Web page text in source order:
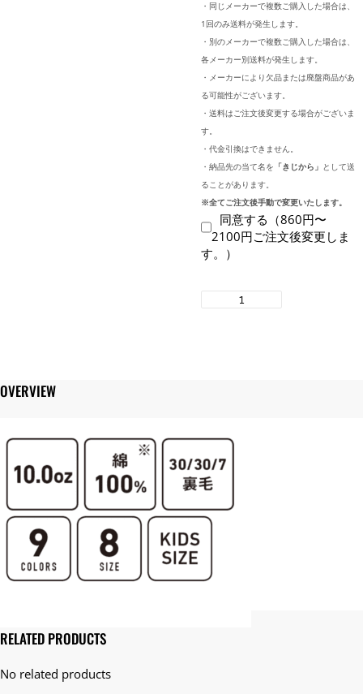
・同じメーカーで複数ご購入した場合は、
1回のみ送料が発生します。
・別のメーカーで複数ご購入した場合は、
各メーカー別送料が発生します。
・メーカーにより欠品または廃盤商品があ
る可能性がございます。
・送料はご注文後変更する場合がございま
す。
・代金引換はできません。
・納品先の当て名を 「きじから」 として送
ることがあります。
※全てご注文後手動で変更いたします。
同意する（860円〜
2100円ご注文後変更しま
す。）
ラ
ウ
ェ
ト
ェ
OVERVIEW
RELATED PRODUCTS